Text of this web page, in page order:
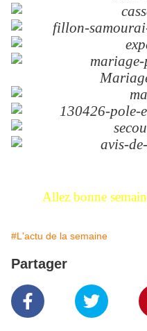
Allez bonne
#L'actu de la semaine
Partager